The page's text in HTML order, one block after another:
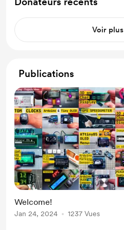
Voir plus
Publications
Welcome!
Jan 24, 2024 1237 Vues